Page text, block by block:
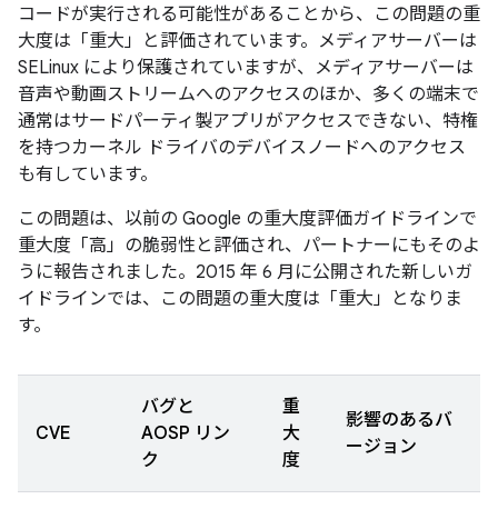
コードが実行される可能性があることから、この問題の重
大度は「重大」と評価されています。メディアサーバーは
SELinux により保護されていますが、メディアサーバーは
音声や動画ストリームへのアクセスのほか、多くの端末で
通常はサードパーティ製アプリがアクセスできない、特権
を持つカーネル ドライバのデバイスノードへのアクセス
も有しています。
この問題は、以前の Google の重大度評価ガイドラインで
重大度「高」の脆弱性と評価され、パートナーにもそのよ
うに報告されました。2015 年 6 月に公開された新しいガ
イドラインでは、この問題の重大度は「重大」となりま
す。
CVE
バグと
AOSP リン
ク
重
大
度
影響のあるバ
ージョン